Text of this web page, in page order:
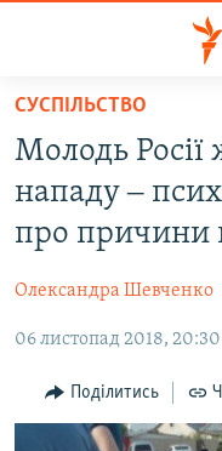
Перейти
основного
матеріалу
до
основної
Перейти
пошуку
ВОДА.КРИМ
ВІДЕО ТА ФОТО
БЛОГИ
ПОГЛЯД
ІНТЕРВ'Ю
ВСЕ ЗА ДЕНЬ
СУСПІЛЬСТВО
Молодь Росії
нападу ‒
про причини
Олександра Шевченко
06 листопад 2018, 20:30
Поділитись